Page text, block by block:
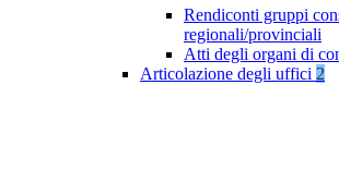
Rendiconti gruppi
regionali/provinciali
Atti degli organi di
Articolazione degli uffici 2